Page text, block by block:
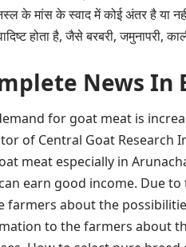
के मांस के स्वाद में कोई अंतर है या
होता है, जैसे बरबरी, जमुनापरी,
News In
for goat meat is
of Central Goat Research
meat especially in
earn good income. Due
farmers about the
to the farmers about